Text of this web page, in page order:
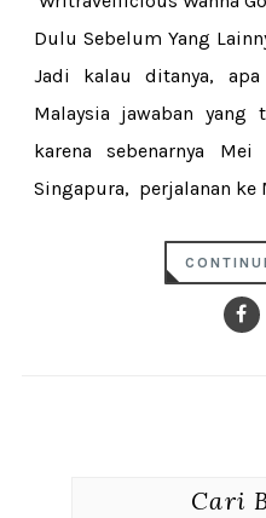
Dulu Sebelum Yang
Jadi kalau ditanya,
Malaysia jawaban yang
karena sebenarnya
Singapura, perjalanan ke
Cari